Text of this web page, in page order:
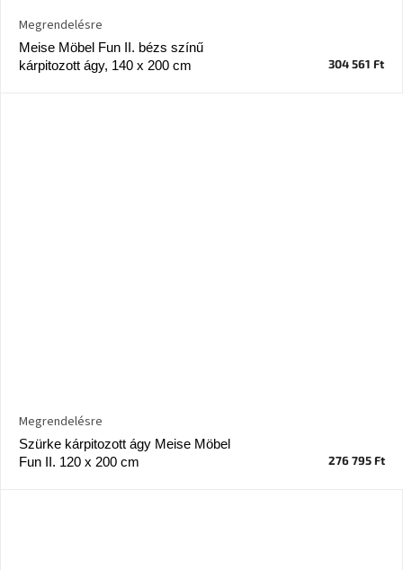
Meise Möbel Fun II. bézs színű
kárpitozott ágy, 140 x 200 cm
Megrendelésre
304 561 Ft
Szürke kárpitozott ágy Meise Möbel
Fun II. 120 x 200 cm
Megrendelésre
276 795 Ft